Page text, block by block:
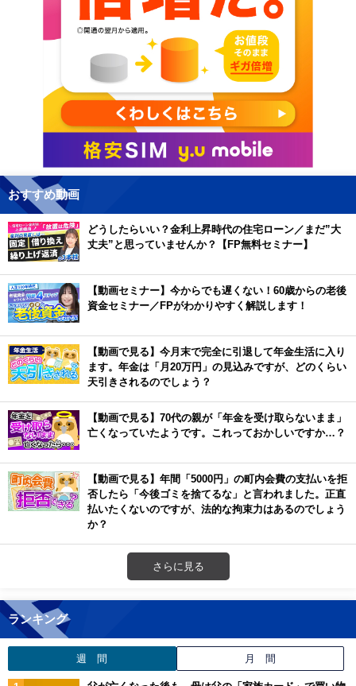
おすすめ動画
どうしたらいい？金利上昇時代の住宅ローン／まだ”大
丈夫”と思っていませんか？【FP無料セミナー】
【動画セミナー】今からでも遅くない！60歳からの老後
資金セミナー／FPがわかりやすく解説します！
【動画で見る】今月末で完全に引退して年金生活に入り
ます。年金は「月20万円」の見込みですが、どのくらい
天引きされるのでしょう？
【動画で見る】70代の親が「年金を受け取らないまま」
亡くなっていたようです。これっておかしいですか…？
【動画で見る】年間「5000円」の町内会費の支払いを拒
否したら「今後ゴミを捨てるな」と言われました。正直
払いたくないのですが、法的な拘束力はあるのでしょう
か？
さらに見る
ランキング
週 間 月 間